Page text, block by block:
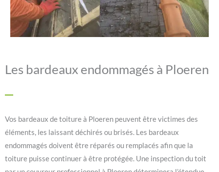
Les bardeaux endommagés à Ploeren
Vos bardeaux de toiture à Ploeren peuvent être victimes des
éléments, les laissant déchirés ou brisés. Les bardeaux
endommagés doivent être réparés ou remplacés afin que la
toiture puisse continuer à être protégée. Une inspection du toit